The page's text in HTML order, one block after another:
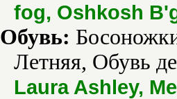
fog, Oshkosh
Обувь:
Летняя, Обувь
Laura Ashley,